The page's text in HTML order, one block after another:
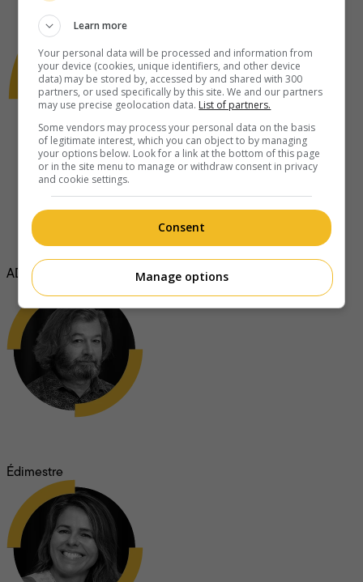
Frédéric Bouchard
ADN et chef de contenus numériques
Édimestre
Learn more
Your personal data will be processed and information from
your device (cookies, unique identifiers, and other device
data) may be stored by, accessed by and shared with 300
partners, or used specifically by this site. We and our partners
may use precise geolocation data. List of partners.
Some vendors may process your personal data on the basis
of legitimate interest, which you can object to by managing
your options below. Look for a link at the bottom of this page
or in the site menu to manage or withdraw consent in privacy
and cookie settings.
Consent
Manage options